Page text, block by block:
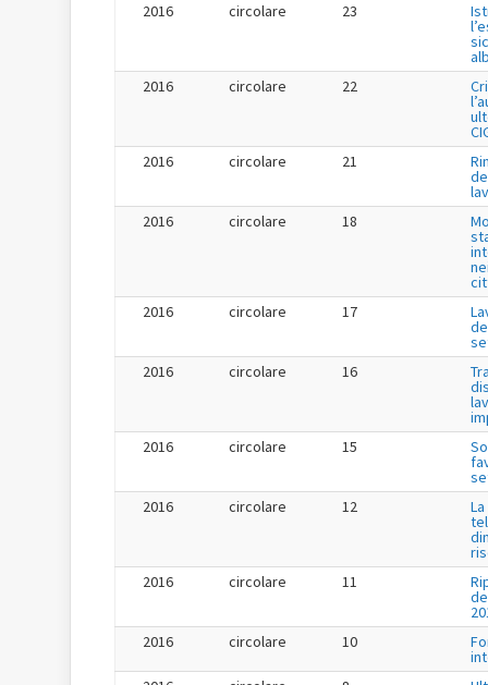
2016
circolare 23
2016
circolare 22
2016
circolare 21
2016
circolare 18
2016
circolare 17
2016
circolare 16
2016
circolare 15
2016
circolare 12
2016
circolare 11
2016
circolare 10